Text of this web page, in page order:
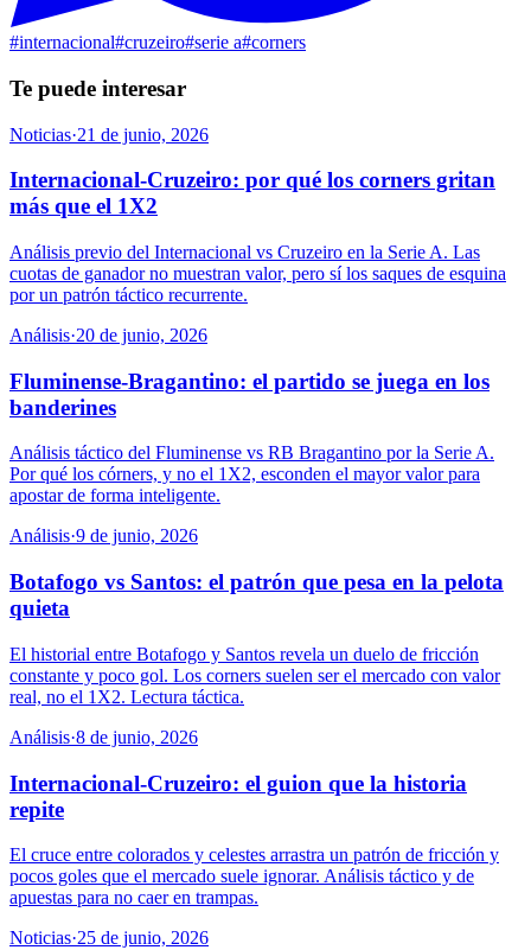
#internacional#cruzeiro#serie a#corners
Te puede interesar
Noticias·21 de junio, 2026
Internacional-Cruzeiro: por qué los corners gritan
más que el 1X2
Análisis previo del Internacional vs Cruzeiro en la Serie A. Las
cuotas de ganador no muestran valor, pero sí los saques de esquina
por un patrón táctico recurrente.
Análisis·20 de junio, 2026
Fluminense-Bragantino: el partido se juega en los
banderines
Análisis táctico del Fluminense vs RB Bragantino por la Serie A.
Por qué los córners, y no el 1X2, esconden el mayor valor para
apostar de forma inteligente.
Análisis·9 de junio, 2026
Botafogo vs Santos: el patrón que pesa en la pelota
quieta
El historial entre Botafogo y Santos revela un duelo de fricción
constante y poco gol. Los corners suelen ser el mercado con valor
real, no el 1X2. Lectura táctica.
Análisis·8 de junio, 2026
Internacional-Cruzeiro: el guion que la historia
repite
El cruce entre colorados y celestes arrastra un patrón de fricción y
pocos goles que el mercado suele ignorar. Análisis táctico y de
apuestas para no caer en trampas.
Noticias·25 de junio, 2026